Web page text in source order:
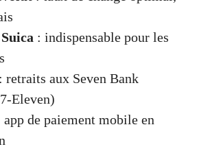
: indispensable pour les
: retraits aux Seven Bank
Eleven)
app de paiement mobile en